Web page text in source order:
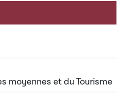
moyennes et du Tourisme